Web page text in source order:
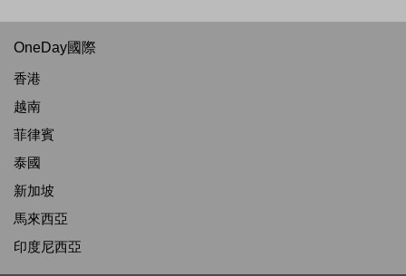
OneDay國際
香港
越南
菲律賓
泰國
新加坡
馬來西亞
印度尼西亞